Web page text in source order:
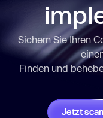
Sichern Sie Ihren
Finden und
Jetzt